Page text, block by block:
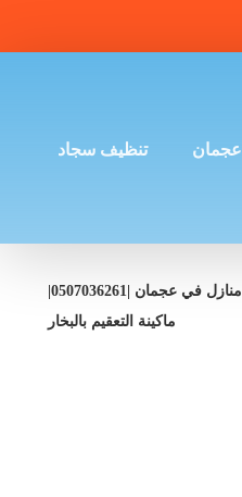
عجمان تنظيف سجاد
ماكينة التعقيم بالبخار